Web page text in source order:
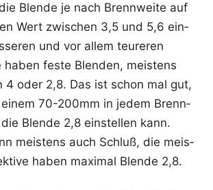
Blen­de je nach Brenn­wei­te auf
Wert zwi­schen 3,5 und 5,6 ein­
und vor allem teu­re­ren
haben fes­te Blen­den, meis­tens
4 oder 2,8. Das ist schon mal gut,
70-200mm in jedem Brenn­
Blen­de 2,8 ein­stel­len kann.
meis­tens auch Schluß, die meis­
haben maxi­mal Blen­de 2,8.